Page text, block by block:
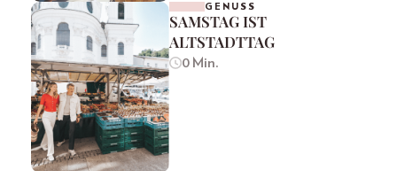
GENUSS
SAMSTAG IST
ALTSTADTTAG
0 Min.